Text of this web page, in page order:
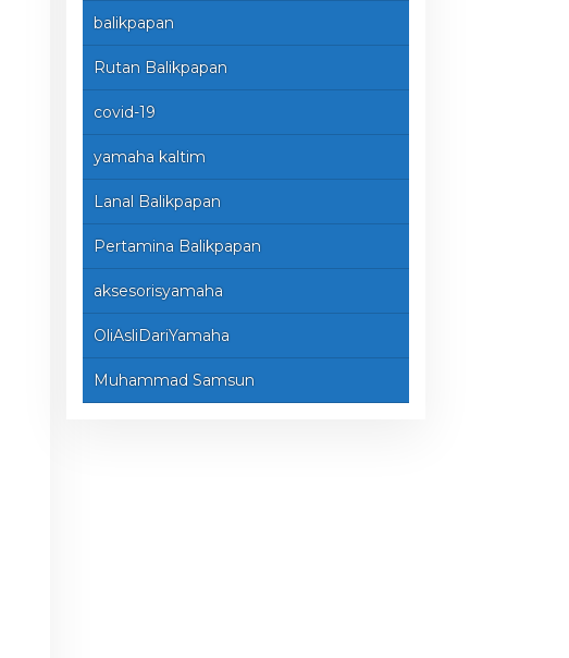
balikpapan
Rutan Balikpapan
covid-19
yamaha kaltim
Lanal Balikpapan
Pertamina Balikpapan
aksesorisyamaha
OliAsliDariYamaha
Muhammad Samsun